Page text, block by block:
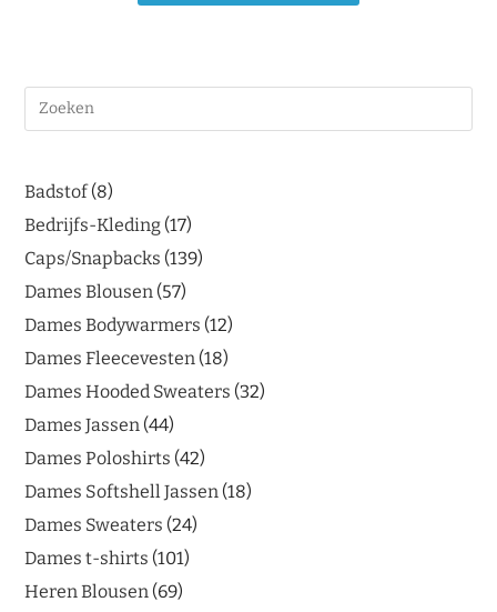
Badstof 8
Bedrijfs-Kleding 17
Caps/Snapbacks 139
Dames Blousen 57
Dames Bodywarmers 12
Dames Fleecevesten 18
Dames Hooded Sweaters 32
Dames Jassen 44
Dames Poloshirts 42
Dames Softshell Jassen 18
Dames Sweaters 24
Dames t-shirts 101
Heren Blousen 69